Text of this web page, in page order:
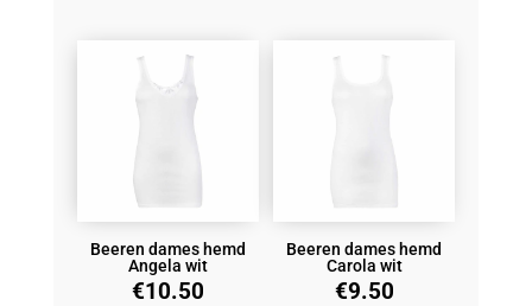
Beeren dames hemd
Angela wit
€10.50
Beeren dames hemd
Carola wit
€9.50